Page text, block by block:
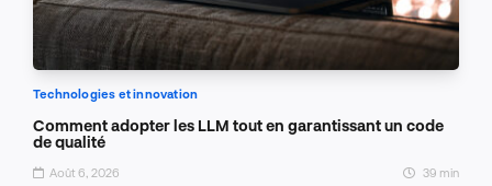
Technologies et innovation
Comment adopter les LLM tout en garantissant un code
de qualité
Août 6, 2026 39 min